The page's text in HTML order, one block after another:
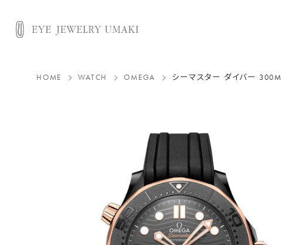
HOME WATCH OMEGA シーマスター ダイバー 300M